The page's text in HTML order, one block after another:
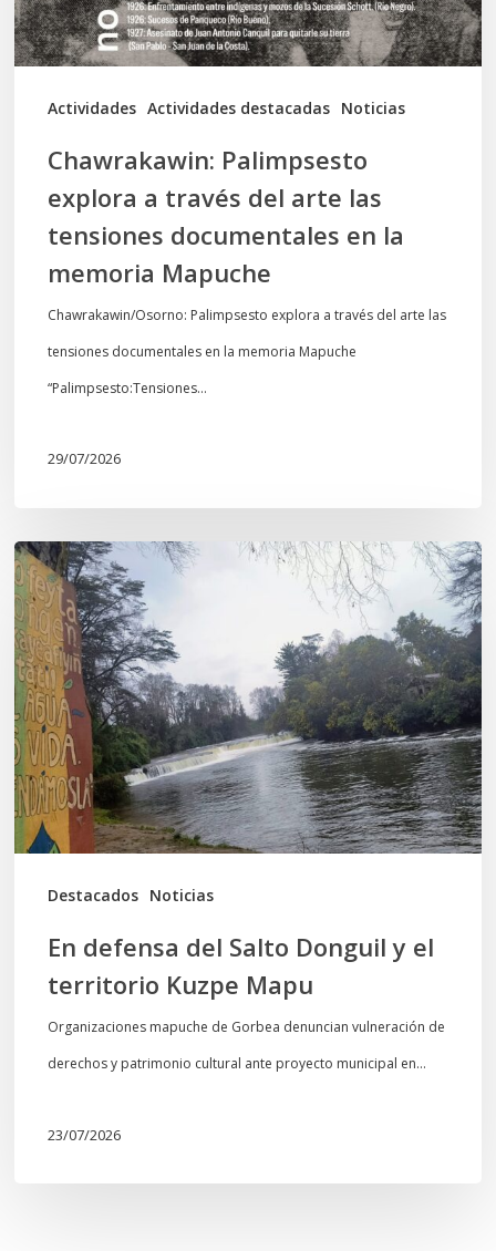
Actividades Actividades destacadas Noticias
las
tensiones
documentales
memoria
Mapuche
Chawrakawin: Palimpsesto
explora a través del arte las
tensiones documentales en la
memoria Mapuche
Chawrakawin/Osorno: Palimpsesto explora a través del arte las
tensiones documentales en la memoria Mapuche
“Palimpsesto:Tensiones…
29/07/2026
Destacados Noticias
En
defensa
del
Salto
Donguil
y
el
territorio
Kuzpe
Mapu
En defensa del Salto Donguil y el
territorio Kuzpe Mapu
Organizaciones mapuche de Gorbea denuncian vulneración de
derechos y patrimonio cultural ante proyecto municipal en…
23/07/2026